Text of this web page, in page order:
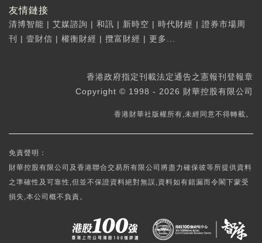
友情鏈接
清博智能 | 艾媒諮詢 | 和訊 | 新時空 | 時代財經 | 證券市場周
刊
| 壹財信 | 權衡財經 | 攬富財經 | 更多...
香港政府指定刊載法定通告之憲報刊登報章
Copyright © 1998 - 2026 財華控股有限公司
香港財華社版權所有,未經同意不得轉載。
免責聲明：
財華控股有限公司及香港聯合交易所有限公司將盡力確保彼等所提供資料
之準確性及可靠性,但並不保證資料絕對無誤,資料如有錯漏而令閣下蒙受
損失,本公司概不負責。